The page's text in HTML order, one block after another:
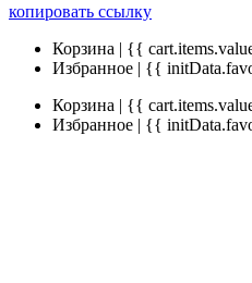
копировать ссылку
Корзина | {{
Избранное | {{
Корзина | {{
Избранное | {{